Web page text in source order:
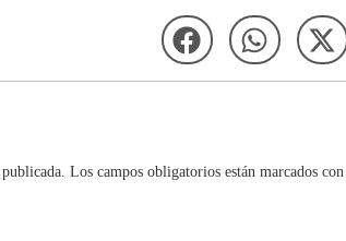
Los campos obligatorios están marcados con